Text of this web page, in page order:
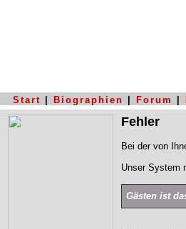
Start Biographien Forum
Fehler
Bei der von
Unser System
Gästen ist